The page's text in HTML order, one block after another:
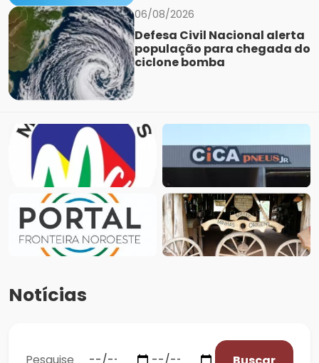
06/08/2026
Defesa Civil Nacional alerta
população para chegada do
ciclone bomba
Notícias